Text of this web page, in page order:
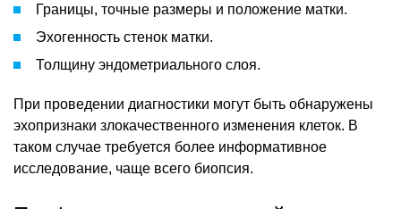
Границы, точные размеры и положение матки.
Эхогенность стенок матки.
Толщину эндометриального слоя.
При проведении диагностики могут быть обнаружены
эхопризнаки злокачественного изменения клеток. В
таком случае требуется более информативное
исследование, чаще всего биопсия.